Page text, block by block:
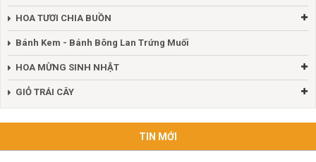
HOA TƯƠI CHIA BUỒN
Bánh Kem - Bánh Bông Lan Trứng Muối
HOA MỪNG SINH NHẬT
GIỎ TRÁI CÂY
TIN MỚI